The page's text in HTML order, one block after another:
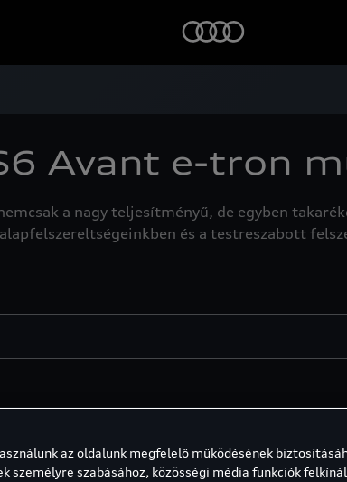
Avant e-tron
a nagy teljesítményű, de egyben
és a testreszabott
Elektromos
az oldalunk megfelelő működésének
személyre szabásához, közösségi média funkciók